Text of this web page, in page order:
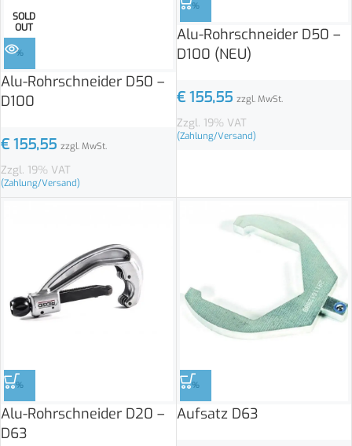
SOLD
OUT
%
Alu-Rohrschneider D50 –
D100
€ 155,55 zzgl. MwSt.
Zzgl. 19% VAT
(Zahlung/Versand)
%
Alu-Rohrschneider D50 –
D100 (NEU)
€155,55 zzgl. MwSt.
Zzgl. 19% VAT
(Zahlung/Versand)
%
Alu-Rohrschneider D20 –
D63
%
Aufsatz D63